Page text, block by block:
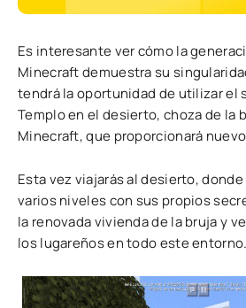
Es interesante ver cómo la
Minecraft demuestra su
tendrá la oportunidad de utilizar el
Templo en el desierto, choza de la
Minecraft, que proporcionará
Esta vez viajarás al desierto,
varios niveles con sus propios
la renovada vivienda de la bruja y
los lugareños en todo este entorno.